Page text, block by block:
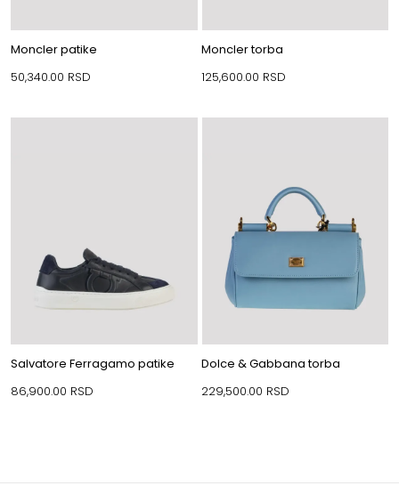
Moncler patike
50,340.00 RSD
Moncler torba
125,600.00 RSD
Salvatore Ferragamo patike
86,900.00 RSD
Dolce & Gabbana torba
229,500.00 RSD